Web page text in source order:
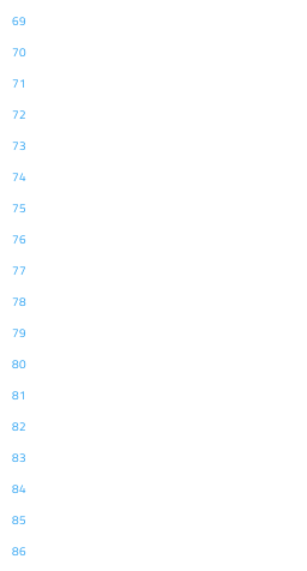
69
70
71
72
73
74
75
76
77
78
79
80
81
82
83
84
85
86